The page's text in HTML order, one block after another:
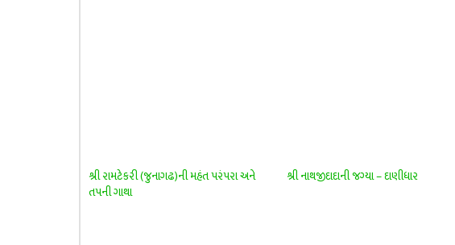
શ્રી રામટેકરી (જુનાગઢ)ની મહંત પરંપરા અને
તપની ગાથા
શ્રી નાથજીદાદાની જગ્યા – દાણીધાર